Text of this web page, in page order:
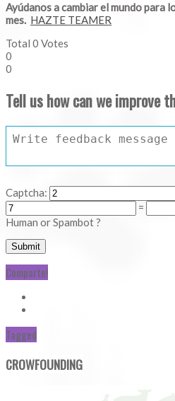
Ayúdanos a cambiar el mundo para
mes. HAZTE TEAMER
Total 0 Votes
0
0
Tell us how can we improve
Captcha:
=
Human or Spambot ?
Comparte!
Tagged
CROWFOUNDING